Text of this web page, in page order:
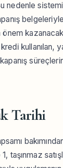
nedenle
kullanılan,
Tarihi
taşınmaz